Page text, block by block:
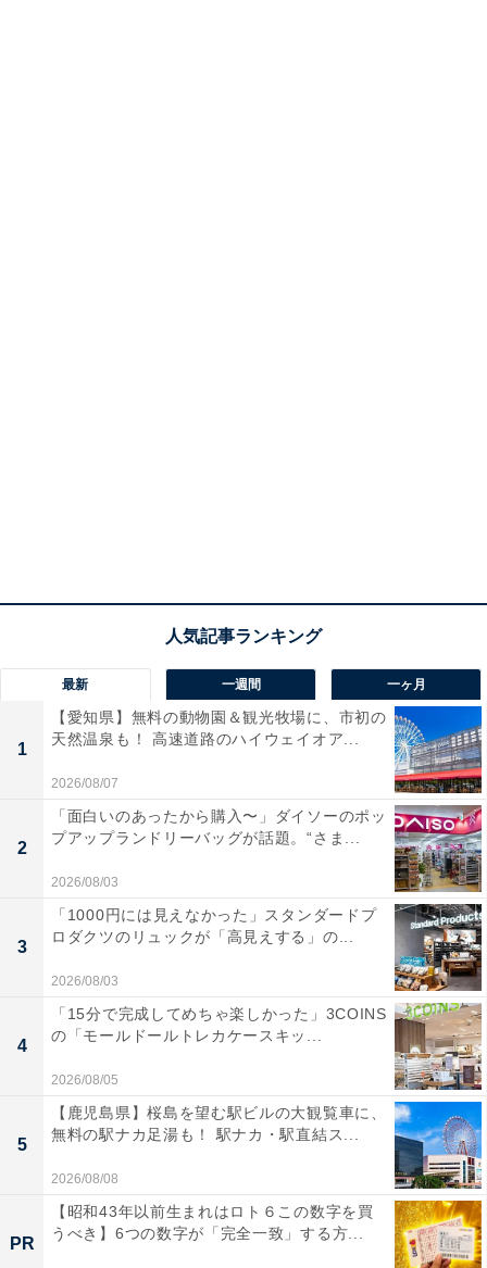
最新 一週間 一ヶ月
1
【愛知県】無料の動物園＆観光牧場に、市初の
天然温泉も！ 高速道路のハイウェイオア...
2026/08/07
2
「面白いのあったから購入〜」ダイソーのポッ
プアップランドリーバッグが話題。“さま...
2026/08/03
3
「1000円には見えなかった」スタンダードプ
ロダクツのリュックが「高見えする」の...
2026/08/03
4
「15分で完成してめちゃ楽しかった」3COINS
の「モールドールトレカケースキッ...
2026/08/05
5
【鹿児島県】桜島を望む駅ビルの大観覧車に、
無料の駅ナカ足湯も！ 駅ナカ・駅直結ス...
2026/08/08
PR
【昭和43年以前生まれはロト６この数字を買
うべき】6つの数字が「完全一致」する方...